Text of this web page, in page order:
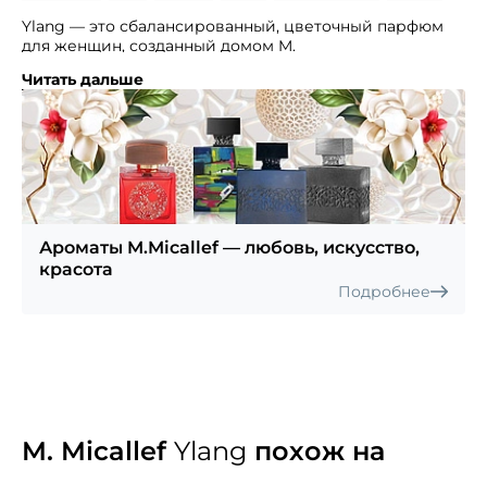
Ylang — это сбалансированный, цветочный парфюм
для женщин, созданный домом M.
Micallef, с нотками герани, шалфея мандарина,
полыни, иланг-иланга, сандала, ландыша, магнолии,
мяты, кокоса, ванили, мускуса и дубового мха.
Читать дальше
Ароматы M.Micallef — любовь, искусство,
красота
Подробнее
M. Micallef Ylang похож на